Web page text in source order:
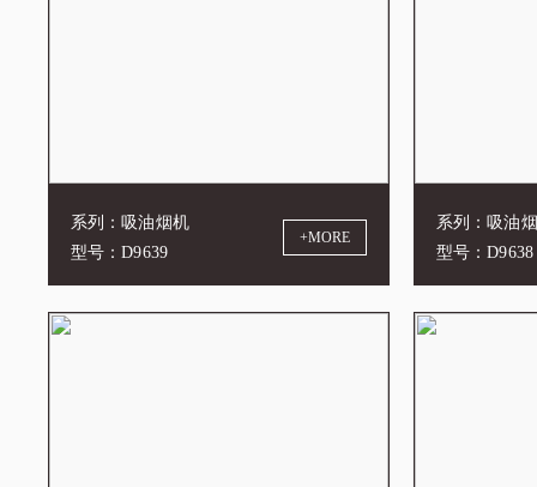
系列：吸油烟机
型号：D9639
+MORE
系列：吸油
型号：D9638